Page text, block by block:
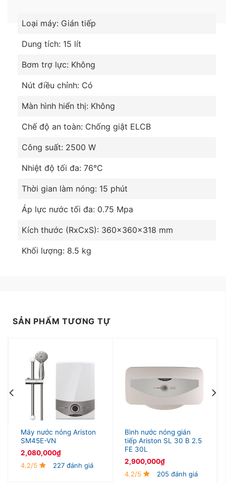
Loại máy: Gián tiếp
Dung tích: 15 lít
Bơm trợ lực: Không
Nút điều chỉnh: Có
Màn hình hiển thị: Không
Chế độ an toàn: Chống giật ELCB
Công suất: 2500 W
Nhiệt độ tối đa: 76°C
Thời gian làm nóng: 15 phút
Áp lực nước tối đa: 0.75 Mpa
Kích thước (RxCxS): 360x360x318 mm
Khối lượng: 8.5 kg
SẢN PHẨM TƯƠNG TỰ
Máy nước nóng Ariston
SM45E-VN
2,080,000₫
4.2/5
227 đánh giá
Bình nước nóng gián
tiếp Ariston SL 30 B 2.5
FE 30L
2,900,000₫
4.2/5
205 đánh giá